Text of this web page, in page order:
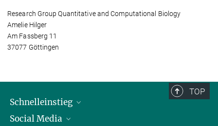
Research Group Quantitative and Computational Biology
Amelie Hilger
Am Fassberg 11
37077 Göttingen
TOP
Schnelleinstieg
Alumni
Social Media